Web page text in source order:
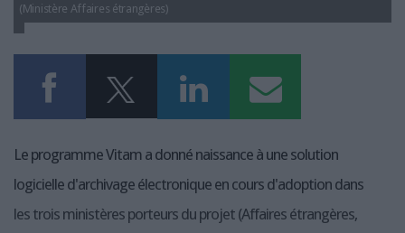
(Ministère Affaires étrangères)
Le programme Vitam a donné naissance à une solution
logicielle d'archivage électronique en cours d'adoption dans
les trois ministères porteurs du projet (Affaires étrangères,